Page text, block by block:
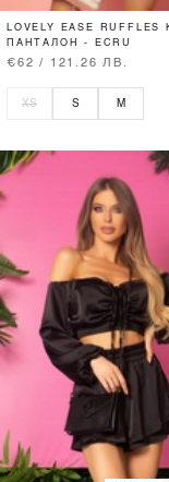
LOVELY EASE RUFFLES
ПАНТАЛОН - ECRU
€62 / 121.26 ЛВ.
XS S M